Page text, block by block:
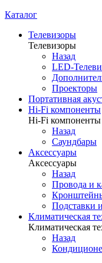
Каталог
Телевизоры
Телевизоры
Назад
LED-
Проекторы
Портативная
Hi-Fi компоненты
Hi-Fi компоненты
Назад
Саундбары
Аксессуары
Аксессуары
Назад
Провода и
Подставки
Климатическая
Климатическая
Назад